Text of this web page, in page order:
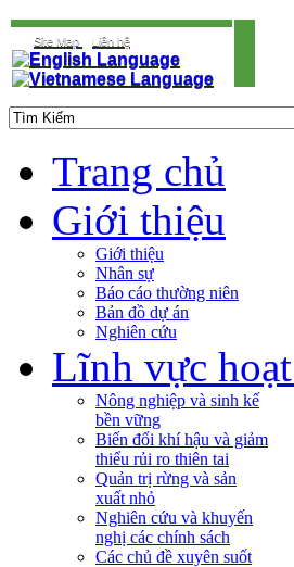
Site Map Liên hệ
Trang chủ
Giới thiệu
Giới thiệu
Nhân sự
Báo cáo thường niên
Bản đồ dự án
Nghiên cứu
Lĩnh vực
Nông nghiệp và sinh kế
bền vững
Biến đổi khí hậu và giảm
thiểu rủi ro thiên tai
Quản trị rừng và sản
xuất nhỏ
Nghiên cứu và khuyến
nghị các chính sách
Các chủ đề xuyên suốt